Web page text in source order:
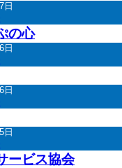
日
の心
日
日
日
ービス協会